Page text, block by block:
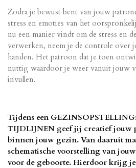
Zodra je bewust bent van jouw
stress en emoties van het
nu een manier vindt om de stress en
verwerken, neem je de controle over
handen. Het patroon dat je toen
nuttig waardoor je weer vanuit jouw
invullen.
Tijdens een
TIJDLIJNEN geef jij creatief jouw
binnen jouw gezin. Van daaruit
schematische voorstelling van
voor de geboorte. Hierdoor krijg